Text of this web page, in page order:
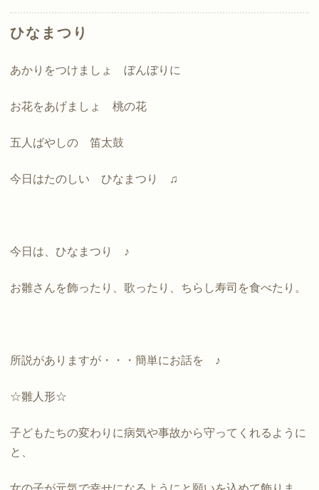
ひなまつり
あかりをつけましょ ぼんぼりに
お花をあげましょ 桃の花
五人ばやしの 笛太鼓
今日はたのしい ひなまつり ♫
今日は、ひなまつり ♪
お雛さんを飾ったり、歌ったり、ちらし寿司を食べたり。
所説がありますが・・・簡単にお話を ♪
☆雛人形☆
子どもたちの変わりに病気や事故から守ってくれるように
と、